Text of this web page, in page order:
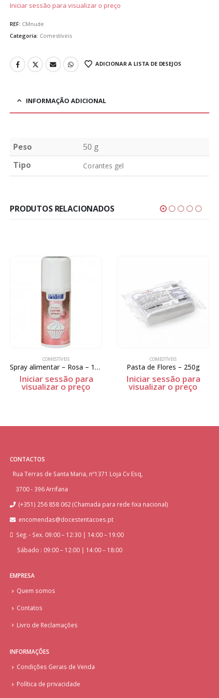
Iniciar sessão para visualizar o preço
REF: CMnude
Categoria: Comestíveis
ADICIONAR A LISTA DE DESEJOS
INFORMAÇÃO ADICIONAL
Peso
50 g
Tipo
Corantes gel
PRODUTOS RELACIONADOS
COMESTÍVEIS
Spray alimentar – Rosa – 100ml
Iniciar sessão para
visualizar o preço
COMESTÍVEIS
Pasta de Flores – 250g
Iniciar sessão para
visualizar o preço
CONTACTOS
Rua Terras de Santa Maria, nº1371 Loja Cv Esq,
3700 - 396 Arrifana
(+351) 256 858 062 (Chamada para rede fixa nacional)
encomendas@docestentacoes.pt
Seg. - Sex. 09:00 – 12:30 | 14:00 – 19:00
Sábado : 09:00 – 12:00 | 14:00 – 18:00
EMPRESA
Quem somos
Contatos
Livro de Reclamações
INFORMAÇÕES
Condições Gerais de Venda
Política de privacidade